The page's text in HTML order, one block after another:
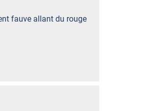
fauve allant du rouge